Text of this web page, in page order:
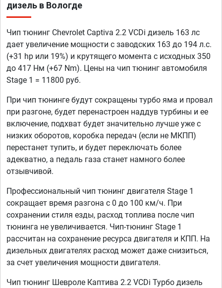
дизель в Вологде
Чип тюнинг Chevrolet Captiva 2.2 VCDi дизель 163 лс
дает увеличение мощности с заводских 163 до 194 л.с.
(+31 hp или 19%) и крутящего момента с исходных 350
до 417 Нм (+67 Nm). Цены на чип тюнинг автомобиля
Stage 1 = 11800 руб.
При чип тюнинге будут сокращены турбо яма и провал
при разгоне, будет перенастроен наддув турбины и ее
включение, подхват будет значительно лучше уже с
низких оборотов, коробка передач (если не МКПП)
перестанет тупить, и будет переключать более
адекватно, а педаль газа станет намного более
отзывчивой.
Профессиональный чип тюнинг двигателя Stage 1
сокращает время разгона с 0 до 100 км/ч. При
сохранении стиля езды, расход топлива после чип
тюнинга не увеличивается. Чип-тюнинг Stage 1
рассчитан на сохранение ресурса двигателя и КПП. На
дизельных двигателях расход может даже снизиться,
за счет увеличения мощности двигателя.
Чип тюнинг Шевроле Каптива 2.2 VCDi Турбо дизель